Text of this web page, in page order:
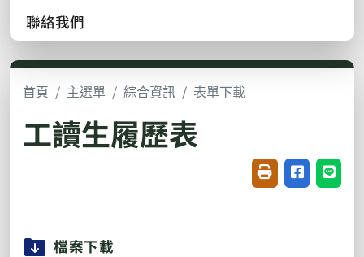
聯絡我們
首頁 主選單 綜合資訊 表單下載
工讀生履歷表
友善列印(開新視
分享至臉書
分享
檔案下載